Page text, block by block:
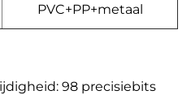
PVC+PP+metaal
98 precisiebits